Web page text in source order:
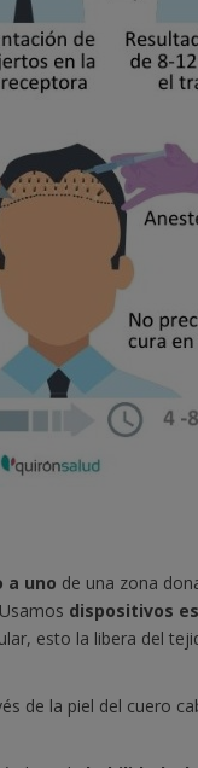
a uno de una zona
dispositivos
esto la libera del
de la piel del cuero